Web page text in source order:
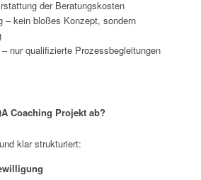
der Beratungskosten
– kein bloßes Konzept, sondern
nur qualifizierte Prozessbegleitungen
Coaching Projekt ab?
klar strukturiert: